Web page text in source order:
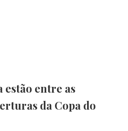
estão entre as
da Copa do